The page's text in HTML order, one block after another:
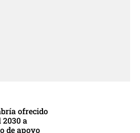
ofrecido
a
de apoyo